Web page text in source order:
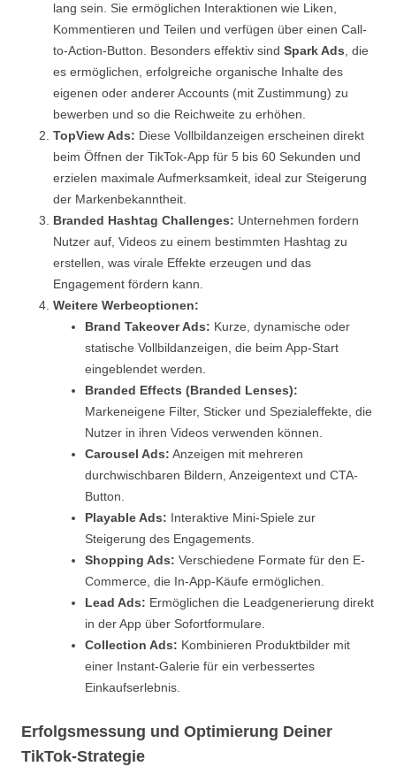
lang sein. Sie ermöglichen Interaktionen wie Liken,
Kommentieren und Teilen und verfügen über einen Call-
to-Action-Button. Besonders effektiv sind Spark Ads , die
es ermöglichen, erfolgreiche organische Inhalte des
eigenen oder anderer Accounts (mit Zustimmung) zu
bewerben und so die Reichweite zu erhöhen.
TopView Ads: Diese Vollbildanzeigen erscheinen direkt
beim Öffnen der TikTok-App für 5 bis 60 Sekunden und
erzielen maximale Aufmerksamkeit, ideal zur Steigerung
der Markenbekanntheit.
Branded Hashtag Challenges: Unternehmen fordern
Nutzer auf, Videos zu einem bestimmten Hashtag zu
erstellen, was virale Effekte erzeugen und das
Engagement fördern kann.
Weitere Werbeoptionen:
Brand Takeover Ads: Kurze, dynamische oder
statische Vollbildanzeigen, die beim App-Start
eingeblendet werden.
Branded Effects (Branded Lenses):
Markeneigene Filter, Sticker und Spezialeffekte, die
Nutzer in ihren Videos verwenden können.
Carousel Ads: Anzeigen mit mehreren
durchwischbaren Bildern, Anzeigentext und CTA-
Button.
Playable Ads: Interaktive Mini-Spiele zur
Steigerung des Engagements.
Shopping Ads: Verschiedene Formate für den E-
Commerce, die In-App-Käufe ermöglichen.
Lead Ads: Ermöglichen die Leadgenerierung direkt
in der App über Sofortformulare.
Collection Ads: Kombinieren Produktbilder mit
einer Instant-Galerie für ein verbessertes
Einkaufserlebnis.
Erfolgsmessung und Optimierung Deiner
TikTok-Strategie